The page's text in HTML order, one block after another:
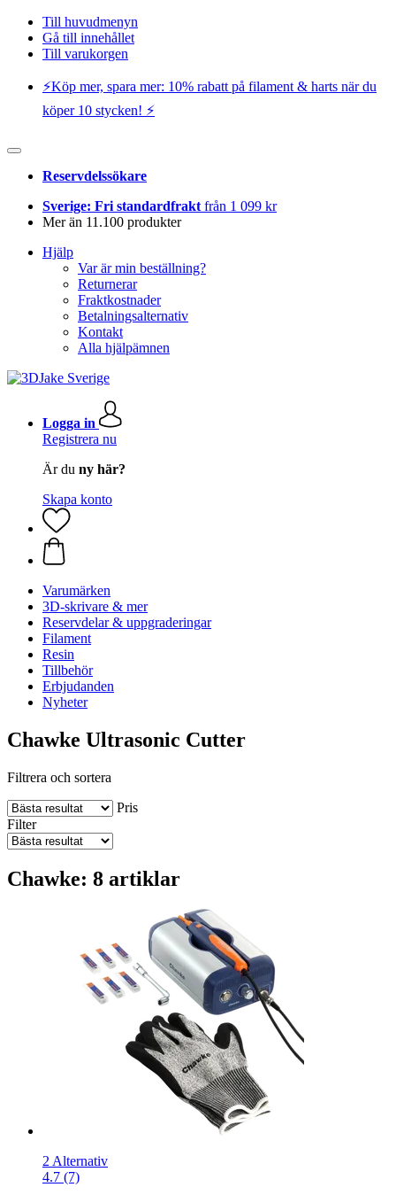
Till huvudmenyn
Gå till innehållet
Till varukorgen
⚡️Köp mer, spara mer: 10% rabatt på filament & harts när du
köper 10 stycken! ⚡️
Reservdelssökare
Sverige: Fri standardfrakt från 1 099 kr
Mer än 11.100 produkter
Hjälp
Var är min beställning?
Returnerar
Fraktkostnader
Betalningsalternativ
Kontakt
Alla hjälpämnen
Logga in
Registrera nu
Är du ny här?
Skapa konto
Varumärken
3D-skrivare & mer
Reservdelar & uppgraderingar
Filament
Resin
Tillbehör
Erbjudanden
Nyheter
Chawke Ultrasonic Cutter
Filtrera och sortera
Pris
Filter
Chawke: 8 artiklar
2 Alternativ
4.7 (7)